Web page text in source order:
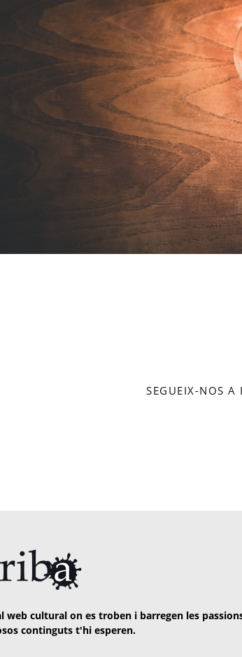
SEGUEIX-NOS A
web cultural on es troben i barregen les
continguts t'hi esperen.